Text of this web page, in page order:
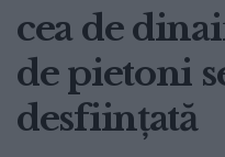
cea de
de pietoni
desființată